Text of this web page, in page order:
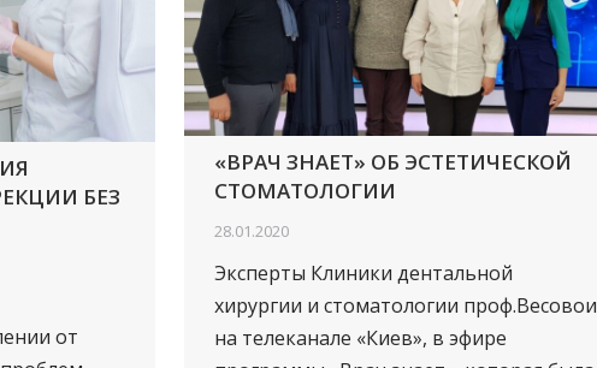
БЕЗ
от
«ВРАЧ ЗНАЕТ» ОБ ЭСТЕТИЧЕСКОЙ
СТОМАТОЛОГИИ
28.01.2020
Эксперты Клиники дентальной
хирургии и стоматологии проф.Весовои
на телеканале «Киев», в эфире